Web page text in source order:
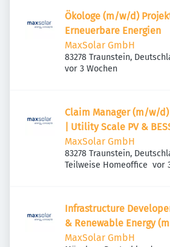
Ökologe (m/w/d)
Erneuerbare Energien
MaxSolar GmbH
83278 Traunstein,
Veröffentlicht
vor 3 Wochen
Claim Manager (m/w/
| Utility Scale PV &
MaxSolar GmbH
83278 Traunstein,
Teilweise Homeoffice vor
Infrastructure
& Renewable Energy
MaxSolar GmbH